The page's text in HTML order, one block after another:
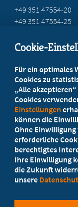
+49 351 47554-20
+49 351 47554-25
Ihr Landesverband
Werden Sie
5
Cookie-
Für ein optimales
Cookies zu
„Alle
Cookies
Einstellungen
können die
Ohne
erforderliche
berechtigtes
Ihre Einwilligung
die Zukunft
unsere